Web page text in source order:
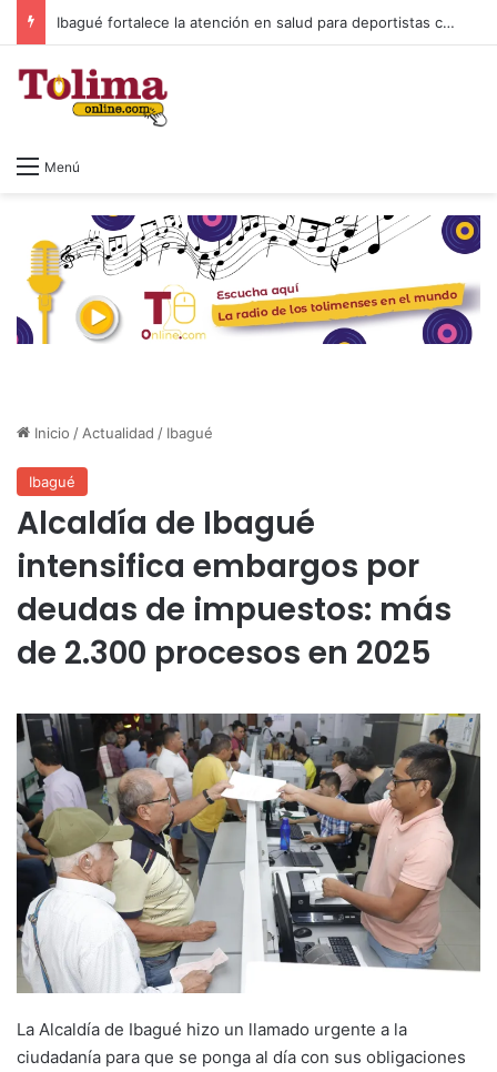
Colombia después de Petro: cuando el poder se va y Macondo se queda
Menú
Inicio / Actualidad / Ibagué
Ibagué
Alcaldía de Ibagué
intensifica embargos por
deudas de impuestos: más
de 2.300 procesos en 2025
La Alcaldía de Ibagué hizo un llamado urgente a la
ciudadanía para que se ponga al día con sus obligaciones